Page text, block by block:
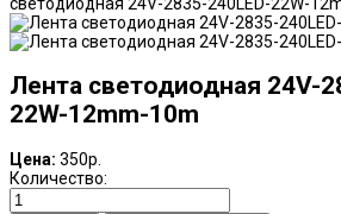
Лента светодиодная 24V-
22W-12mm-10m
Цена: 350р.
Количество: